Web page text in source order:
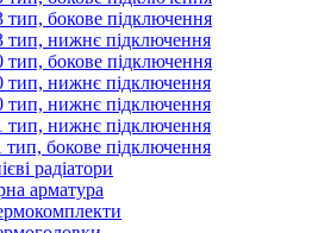
тип, бокове підключення
тип, нижнє підключення
тип, бокове підключення
тип, нижнє підключення
тип, нижнє підключення
тип, нижнє підключення
тип, бокове підключення
радіатори
арматура